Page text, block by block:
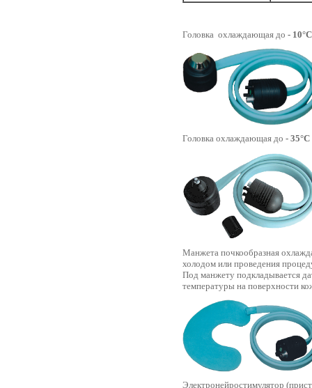
Головка охлаждающая до -
Головка охлаждающая до - 35°С
Манжета почкообразная
холодом или проведения
Под манжету подкладывается
температуры на поверхности
Электронейростимулятор